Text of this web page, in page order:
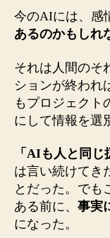
今のAIには、感
あるのかもしれ
それは人間のそ
ションが終われ
もプロジェクト
にして情報を選
「AIも人と同じ
は言い続けてき
とだった。でも
ある前に、 事実
になった。